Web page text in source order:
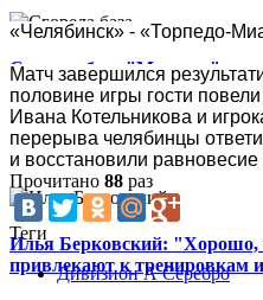
Сгорела база "Машука"
В ночь на 26 июля
Пожар уничтожил третий
футболисты. А вода, которой
Илья Берковский: "Хорошо,
привлекают к тренировкам
«Челябинск» - «Торпедо-
Матч завершился
половине игры гости
Ивана Котельникова и
перерыва челябинцы
и восстановили равновесие
Прочитано 88 раз
Теги
Дивизион А Серебро